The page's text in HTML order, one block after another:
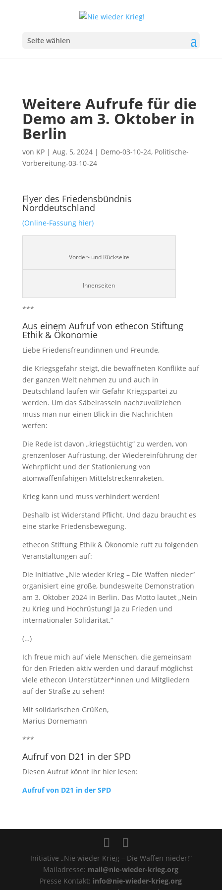
Seite wählen
Weitere Aufrufe für die
Demo am 3. Oktober in
Berlin
von KP| Aug. 5, 2024| Demo-03-10-24, Politische-
Vorbereitung-03-10-24
Flyer des Friedensbündnis
Norddeutschland
(Online-Fassung hier)
Vorder- und Rückseite
Innenseiten
***
Aus einem Aufruf von ethecon Stiftung
Ethik & Ökonomie
Liebe Friedensfreundinnen und Freunde,
die Kriegsgefahr steigt, die bewaffneten Konflikte auf
der ganzen Welt nehmen zu und auch in
Deutschland laufen wir Gefahr Kriegspartei zu
werden. Um das Säbelrasseln nachzuvollziehen
muss man nur einen Blick in die Nachrichten
werfen:
Die Rede ist davon „kriegstüchtig“ zu werden, von
grenzenloser Aufrüstung, der Wiedereinführung der
Wehrpflicht und der Stationierung von
atomwaffenfähigen Mittelstreckenraketen.
Krieg kann und muss verhindert werden!
Deshalb ist Widerstand Pflicht. Und dazu braucht es
eine starke Friedensbewegung.
ethecon Stiftung Ethik & Ökonomie ruft zu folgenden
Veranstaltungen auf:
Die Initiative „Nie wieder Krieg – Die Waffen nieder“
organisiert eine große, bundesweite Demonstration
am 3. Oktober 2024 in Berlin. Das Motto lautet „Nein
zu Krieg und Hochrüstung! Ja zu Frieden und
internationaler Solidarität.“
(…)
Ich freue mich auf viele Menschen, die gemeinsam
für den Frieden aktiv werden und darauf möglichst
viele ethecon Unterstützer*innen und Mitgliedern
auf der Straße zu sehen!
Mit solidarischen Grüßen,
Marius Dornemann
***
Aufruf von D21 in der SPD
Diesen Aufruf könnt ihr hier lesen:
Aufruf von D21 in der SPD
Initiative „Nie wieder Krieg – Die Waffen nieder!“
Mailadresse: mail@nie-wieder-krieg.org
Presse Kontakt: info@nie-wieder-krieg.org